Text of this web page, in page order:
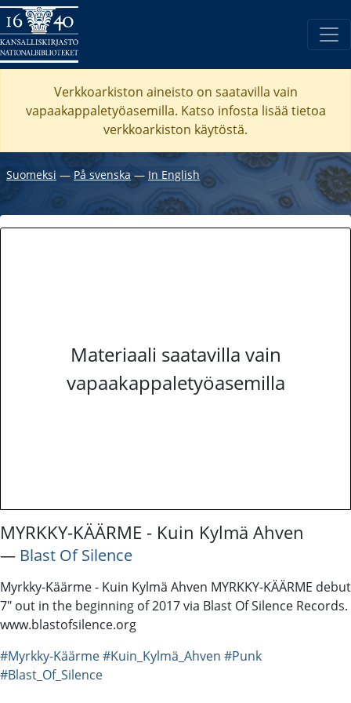
Verkkoarkiston aineisto on saatavilla vain
vapaakappaletyöasemilla. Katso infosta lisää tietoa
verkkoarkiston käytöstä.
Suomeksi ― På svenska― In English
Materiaali saatavilla vain
vapaakappaletyöasemilla
MYRKKY-KÄÄRME - Kuin Kylmä Ahven
― Blast Of Silence
Myrkky-Käärme - Kuin Kylmä Ahven MYRKKY-KÄÄRME debut
7" out in the beginning of 2017 via Blast Of Silence Records.
www.blastofsilence.org
#Myrkky-Käärme#Kuin_Kylmä_Ahven #Punk
#Blast_Of_Silence